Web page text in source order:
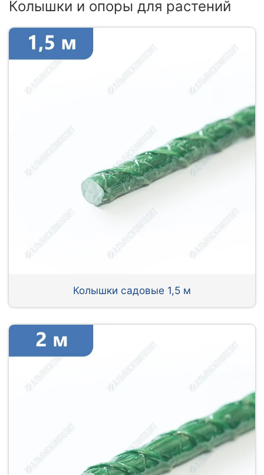
Колышки и опоры для растений
Колышки садовые 1,5 м